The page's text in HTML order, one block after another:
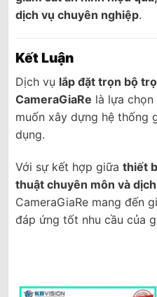
dịch vụ chuyên nghiệp.
Kết Luận
Dịch vụ lắp đặt trọn bộ
CameraGiaRe là lựa
muốn xây dựng hệ thống
dụng.
Với sự kết hợp giữa thiết
thuật chuyên môn và
CameraGiaRe mang đến
đáp ứng tốt nhu cầu của